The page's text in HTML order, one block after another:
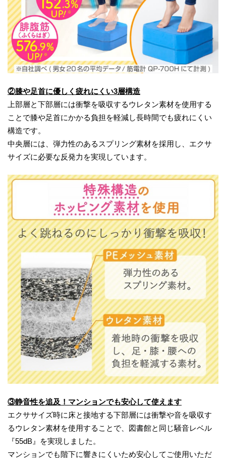
②膝や足首に優しく疲れにくい3層構造
上部層と下部層には衝撃を吸収するウレタン素材を使用する
ことで膝や足首にかかる負担を軽減し長時間でも疲れにくい
構造です。
中央層には、弾力性のあるスプリング素材を採用し、エクサ
サイズに必要な反発力を実現しています。
③静音性を追及！マンションでも安心して使えます
エクササイズ時に床と接地する下部層には衝撃や音を吸収す
るウレタン素材を使用することで、図書館と同じ騒音レベル
『55dB』を実現しました。
マンションでも階下に響きにくいため安心してご使用いただ